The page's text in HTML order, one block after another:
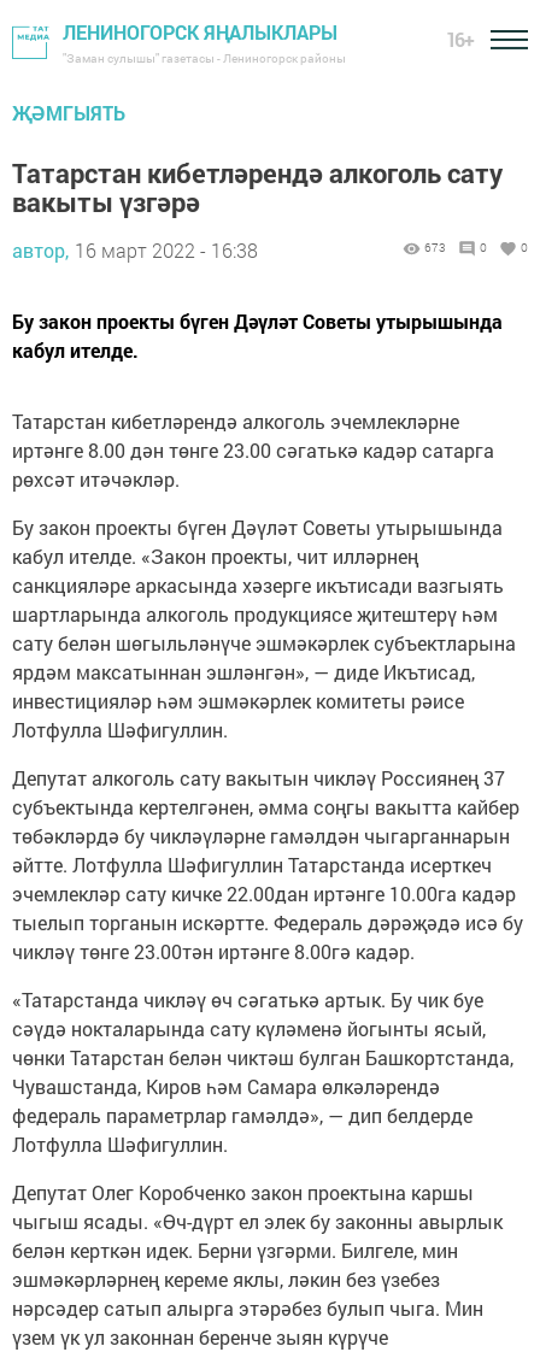
ЛЕНИНОГОРСК ЯҢАЛЫКЛАРЫ
"Заман сулышы" газетасы - Лениногорск районы
16+
ҖӘМГЫЯТЬ
Татарстан кибетләрендә алкоголь сату
вакыты үзгәрә
автор, 16 март 2022 - 16:38 673 0 0
Бу закон проекты бүген Дәүләт Советы утырышында
кабул ителде.
Татарстан кибетләрендә алкоголь эчемлекләрне
иртәнге 8.00 дән төнге 23.00 сәгатькә кадәр сатарга
рөхсәт итәчәкләр.
Бу закон проекты бүген Дәүләт Советы утырышында
кабул ителде. «Закон проекты, чит илләрнең
санкцияләре аркасында хәзерге икътисади вазгыять
шартларында алкоголь продукциясе җитештерү һәм
сату белән шөгыльләнүче эшмәкәрлек субъектларына
ярдәм максатыннан эшләнгән», — диде Икътисад,
инвестицияләр һәм эшмәкәрлек комитеты рәисе
Лотфулла Шәфигуллин.
Депутат алкоголь сату вакытын чикләү Россиянең 37
субъектында кертелгәнен, әмма соңгы вакытта кайбер
төбәкләрдә бу чикләүләрне гамәлдән чыгарганнарын
әйтте. Лотфулла Шәфигуллин Татарстанда исерткеч
эчемлекләр сату кичке 22.00дан иртәнге 10.00га кадәр
тыелып торганын искәртте. Федераль дәрәҗәдә исә бу
чикләү төнге 23.00тән иртәнге 8.00гә кадәр.
«Татарстанда чикләү өч сәгатькә артык. Бу чик буе
сәүдә нокталарында сату күләменә йогынты ясый,
чөнки Татарстан белән чиктәш булган Башкортстанда,
Чувашстанда, Киров һәм Самара өлкәләрендә
федераль параметрлар гамәлдә», — дип белдерде
Лотфулла Шәфигуллин.
Депутат Олег Коробченко закон проектына каршы
чыгыш ясады. «Өч-дүрт ел элек бу законны авырлык
белән керткән идек. Берни үзгәрми. Билгеле, мин
эшмәкәрләрнең кереме яклы, ләкин без үзебез
нәрсәдер сатып алырга этәрәбез булып чыга. Мин
үзем үк ул законнан беренче зыян күрүче